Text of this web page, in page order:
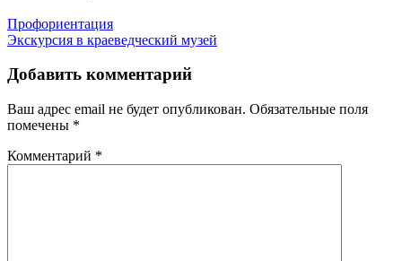
Профориентация
Экскурсия в краеведческий музей
Добавить комментарий
Ваш адрес email не будет опубликован. Обязательные поля
помечены *
Комментарий *